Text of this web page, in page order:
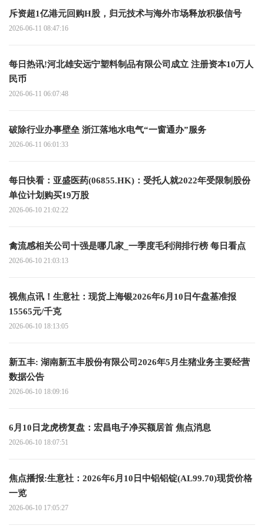
斥资超1亿港元回购H股，归元技术与海外市场释放积极信号
2026-06-11 08:47:16
每日热讯!河北雄安远宁塑料制品有限公司成立 注册资本10万人
民币
2026-06-11 06:07:48
破除行业办事壁垒 浙江落地水电气“一窗通办”服务
2026-06-11 06:01:33
每日快看：亚盛医药(06855.HK)：受托人就2022年受限制股份
单位计划购买19万股
2026-06-10 21:02:22
禽流感相关公司十强是哪几家_一季度毛利润排行榜 每日看点
2026-06-10 21:03:13
视焦点讯！生意社：现货上海银2026年6月10日午盘基准报
15565元/千克
2026-06-10 18:13:05
新五丰: 湖南新五丰股份有限公司2026年5月生猪业务主要经营
数据公告
2026-06-10 18:09:16
6月10日龙虎榜复盘：宏昌电子净买额居首 焦点消息
2026-06-10 18:07:51
焦点播报:生意社：2026年6月10日中铝铝锭(AL99.70)现货价格
一览
2026-06-10 17:05:27